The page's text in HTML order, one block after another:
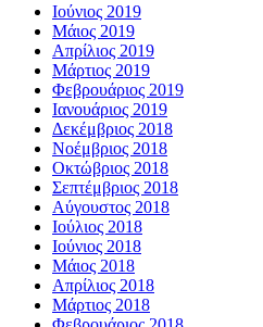
Ιούνιος 2019
Μάιος 2019
Απρίλιος 2019
Μάρτιος 2019
Φεβρουάριος 2019
Ιανουάριος 2019
Δεκέμβριος 2018
Νοέμβριος 2018
Οκτώβριος 2018
Σεπτέμβριος 2018
Αύγουστος 2018
Ιούλιος 2018
Ιούνιος 2018
Μάιος 2018
Απρίλιος 2018
Μάρτιος 2018